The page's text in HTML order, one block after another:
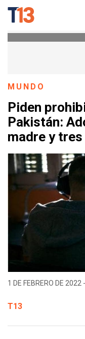
MUNDO
Piden
Pakistán:
madre y
1 DE FEBRERO DE 2022
T13